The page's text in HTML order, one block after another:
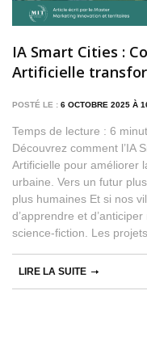
IA Smart Cities :
Artificielle
POSTÉ LE : 6 OCTOBRE 2025 À
Temps de lecture : 6
Découvrez comment l’IA
Artificielle pour améliorer
urbaine. Vers un futur
plus humaines Et si nos
d’apprendre et
science-fiction. Les
LIRE LA SUITE